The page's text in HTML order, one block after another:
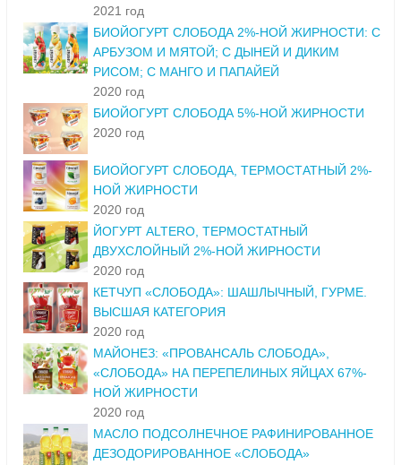
2021 год
БИОЙОГУРТ СЛОБОДА 2%-НОЙ ЖИРНОСТИ: С
АРБУЗОМ И МЯТОЙ; С ДЫНЕЙ И ДИКИМ
РИСОМ; С МАНГО И ПАПАЙЕЙ
2020 год
БИОЙОГУРТ СЛОБОДА 5%-НОЙ ЖИРНОСТИ
2020 год
БИОЙОГУРТ СЛОБОДА, ТЕРМОСТАТНЫЙ 2%-
НОЙ ЖИРНОСТИ
2020 год
ЙОГУРТ ALTERO, ТЕРМОСТАТНЫЙ
ДВУХСЛОЙНЫЙ 2%-НОЙ ЖИРНОСТИ
2020 год
КЕТЧУП «СЛОБОДА»: ШАШЛЫЧНЫЙ, ГУРМЕ.
ВЫСШАЯ КАТЕГОРИЯ
2020 год
МАЙОНЕЗ: «ПРОВАНСАЛЬ СЛОБОДА»,
«СЛОБОДА» НА ПЕРЕПЕЛИНЫХ ЯЙЦАХ 67%-
НОЙ ЖИРНОСТИ
2020 год
МАСЛО ПОДСОЛНЕЧНОЕ РАФИНИРОВАННОЕ
ДЕЗОДОРИРОВАННОЕ «СЛОБОДА»